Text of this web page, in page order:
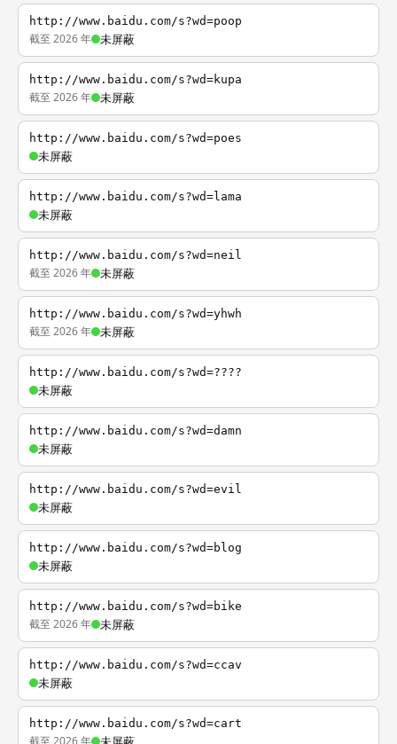
http://www.baidu.com/s?wd=poop
截至 2026 年 未屏蔽
http://www.baidu.com/s?wd=kupa
截至 2026 年 未屏蔽
http://www.baidu.com/s?wd=poes
未屏蔽
http://www.baidu.com/s?wd=lama
未屏蔽
http://www.baidu.com/s?wd=neil
截至 2026 年 未屏蔽
http://www.baidu.com/s?wd=yhwh
截至 2026 年 未屏蔽
http://www.baidu.com/s?wd=????
未屏蔽
http://www.baidu.com/s?wd=damn
未屏蔽
http://www.baidu.com/s?wd=evil
未屏蔽
http://www.baidu.com/s?wd=blog
未屏蔽
http://www.baidu.com/s?wd=bike
截至 2026 年 未屏蔽
http://www.baidu.com/s?wd=ccav
未屏蔽
http://www.baidu.com/s?wd=cart
截至 2026 年